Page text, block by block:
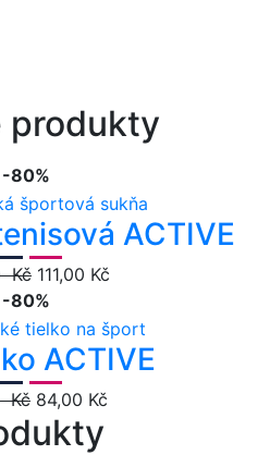
produkty
-80%
ACTIVE
Kč 111,00 Kč
-80%
ACTIVE
Kč 84,00 Kč